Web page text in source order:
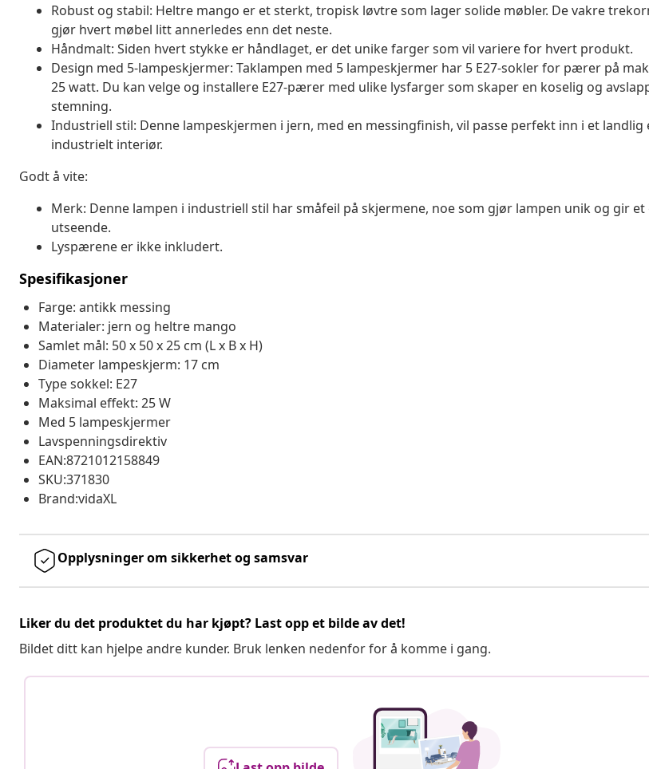
Robust og stabil: Heltre mango er et sterkt, tropisk løvtre som lager solide møbler. De vakre
gjør hvert møbel litt annerledes enn det neste.
Håndmalt: Siden hvert stykke er håndlaget, er det unike farger som vil variere for hvert produkt.
Design med 5-lampeskjermer: Taklampen med 5 lampeskjermer har 5 E27-sokler for pærer på
25 watt. Du kan velge og installere E27-pærer med ulike lysfarger som skaper en koselig og
stemning.
Industriell stil: Denne lampeskjermen i jern, med en messingfinish, vil passe perfekt inn i et landlig
industrielt interiør.
Godt å vite:
Merk: Denne lampen i industriell stil har småfeil på skjermene, noe som gjør lampen unik og gir
utseende.
Lyspærene er ikke inkludert.
Spesifikasjoner
Farge: antikk messing
Materialer: jern og heltre mango
Samlet mål: 50 x 50 x 25 cm (L x B x H)
Diameter lampeskjerm: 17 cm
Type sokkel: E27
Maksimal effekt: 25 W
Med 5 lampeskjermer
Lavspenningsdirektiv
EAN:8721012158849
SKU:371830
Brand:vidaXL
Opplysninger om sikkerhet og samsvar
Liker du det produktet du har kjøpt? Last opp et bilde av det!
Bildet ditt kan hjelpe andre kunder. Bruk lenken nedenfor for å komme i gang.